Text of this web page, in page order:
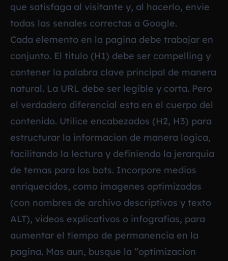
que satisfaga al visitante y, al hacerlo, envie
todas las senales correctas a Google.
Cada elemento en la pagina debe trabajar en
conjunto. El titulo (H1) debe ser compelling y
contener la palabra clave principal de manera
natural. La URL debe ser legible y corta. Pero
el verdadero diferencial esta en el cuerpo del
contenido. Utilice encabezados (H2, H3) para
estructurar la informacion de manera logica,
facilitando la lectura y definiendo la jerarquia
de temas para los bots. Incorpore medios
enriquecidos, como imagenes optimizadas
(con nombres de archivo descriptivos y texto
ALT), videos explicativos o infografias, para
aumentar el tiempo de permanencia en la
pagina. Mas aun, busque la “optimizacion